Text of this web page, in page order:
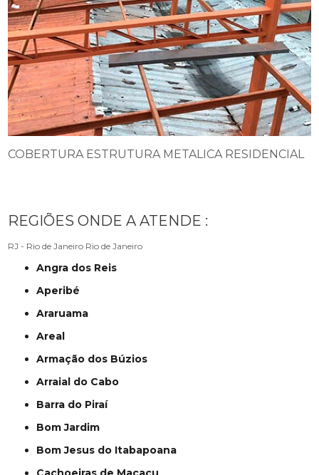
COBERTURA ESTRUTURA METALICA RESIDENCIAL
REGIÕES ONDE A ATENDE :
RJ - Rio de Janeiro Rio de Janeiro
Angra dos Reis
Aperibé
Araruama
Areal
Armação dos Búzios
Arraial do Cabo
Barra do Piraí
Bom Jardim
Bom Jesus do Itabapoana